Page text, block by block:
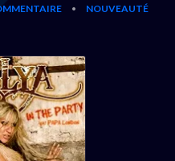
•
NOUVEAUTÉ